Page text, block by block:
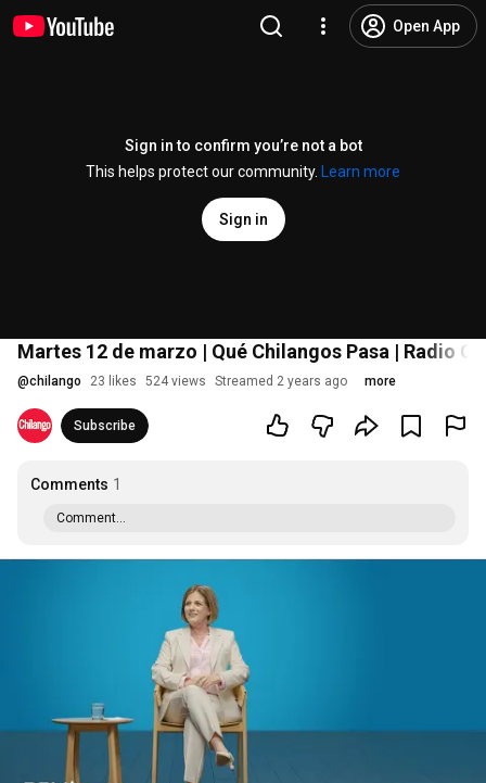
Open App
Sign in to confirm you’re not a bot
This helps protect our community.
Learn more
Sign in
Martes 12 de marzo | Qué Chilangos Pasa | Radio
@chilango 23 likes 524 views Streamed 2 years ago more
Subscribe
Comments 1
Comment...